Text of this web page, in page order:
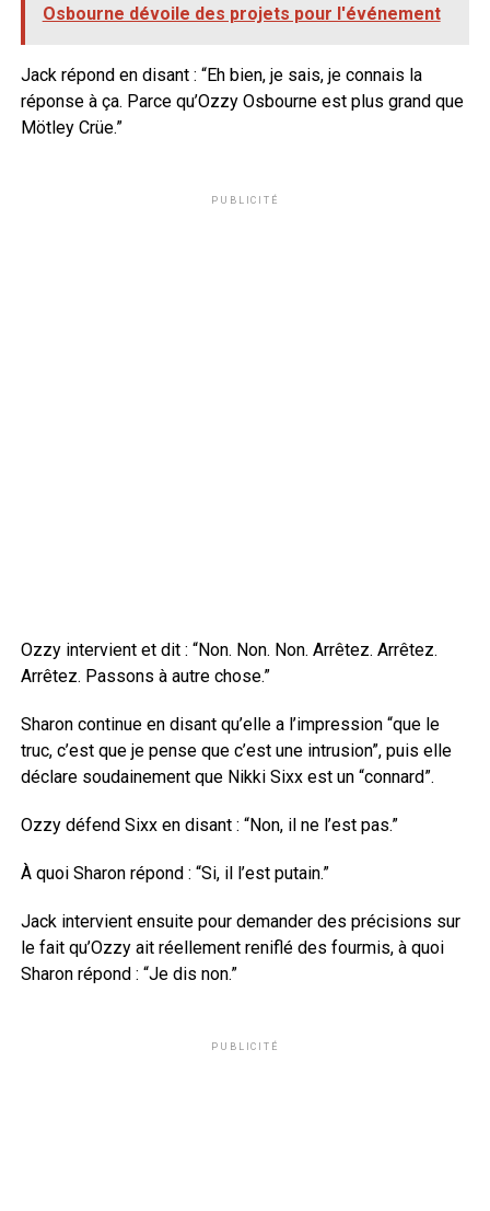
Osbourne dévoile des projets pour l'événement
Jack répond en disant : “Eh bien, je sais, je connais la
réponse à ça. Parce qu’Ozzy Osbourne est plus grand que
Mötley Crüe.”
PUBLICITÉ
Ozzy intervient et dit : “Non. Non. Non. Arrêtez. Arrêtez.
Arrêtez. Passons à autre chose.”
Sharon continue en disant qu’elle a l’impression “que le
truc, c’est que je pense que c’est une intrusion”, puis elle
déclare soudainement que Nikki Sixx est un “connard”.
Ozzy défend Sixx en disant : “Non, il ne l’est pas.”
À quoi Sharon répond : “Si, il l’est putain.”
Jack intervient ensuite pour demander des précisions sur
le fait qu’Ozzy ait réellement reniflé des fourmis, à quoi
Sharon répond : “Je dis non.”
PUBLICITÉ